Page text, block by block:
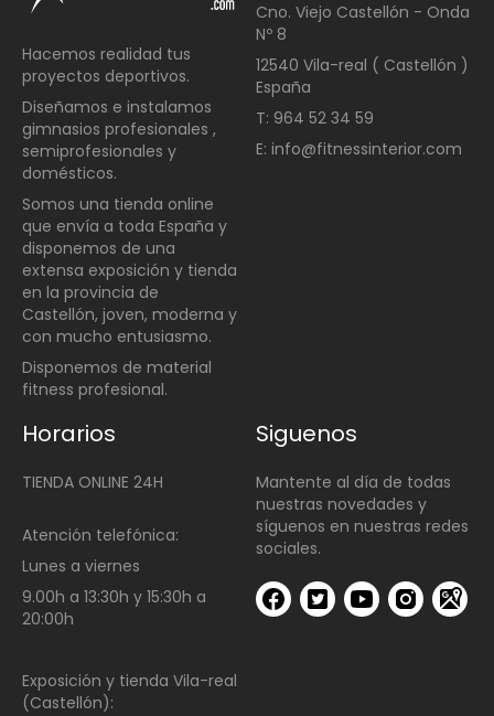
Hacemos realidad tus
proyectos deportivos.
Diseñamos e instalamos
gimnasios profesionales ,
semiprofesionales y
domésticos.
Somos una tienda online
que envía a toda España y
disponemos de una
extensa exposición y tienda
en la provincia de
Castellón, joven, moderna y
con mucho entusiasmo.
Disponemos de material
fitness profesional.
Cno. Viejo Castellón - Onda
Nº 8
12540 Vila-real ( Castellón )
España
T: 964 52 34 59
E: info@fitnessinterior.com
Horarios
TIENDA ONLINE 24H
Atención telefónica:
Lunes a viernes
9.00h a 13:30h y 15:30h a
20:00h
Exposición y tienda Vila-real
(Castellón):
Siguenos
Mantente al día de todas
nuestras novedades y
síguenos en nuestras redes
sociales.